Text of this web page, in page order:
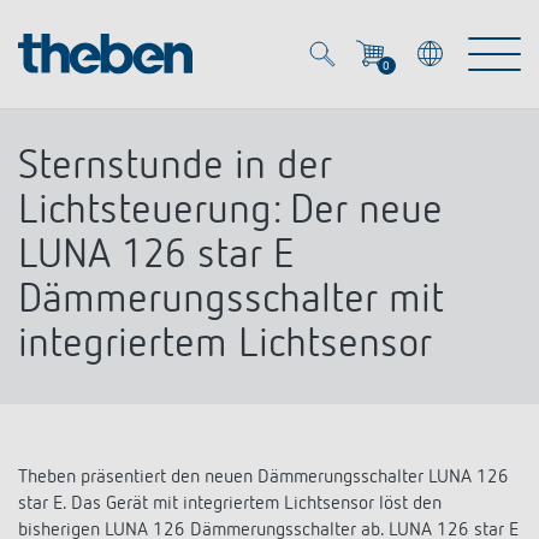
0
Produkte
Energy Manager
KNX
DALI
Präsenzmelder & Bewegungsmelder
OEM
OEM-Lösungen
OEM-Referenzen
Lösungen
DALI-2 Lichtsteuerung
Downloads
Unternehmen
Sternstunde in der
Lichtsteuerung: Der neue
LUNA 126 star E
Dämmerungsschalter mit
integriertem Lichtsensor
Theben präsentiert den neuen Dämmerungsschalter LUNA 126
star E. Das Gerät mit integriertem Lichtsensor löst den
bisherigen LUNA 126 Dämmerungsschalter ab. LUNA 126 star E